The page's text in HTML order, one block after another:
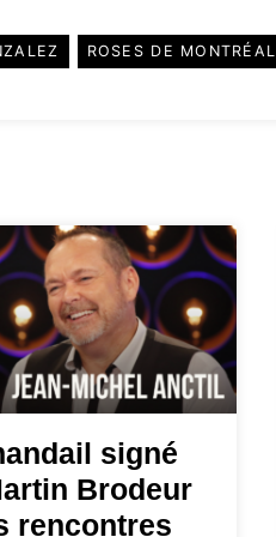
ROSES DE MONTRÉAL
signé
Brodeur
rencontres